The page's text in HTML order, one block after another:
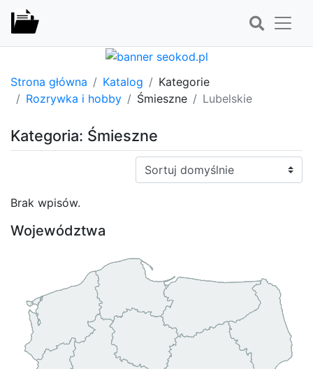
Strona główna Katalog
Kategorie
Rozrywka i hobby
Śmieszne Lubelskie
Kategoria: Śmieszne
Sortuj:
Brak wpisów.
Województwa